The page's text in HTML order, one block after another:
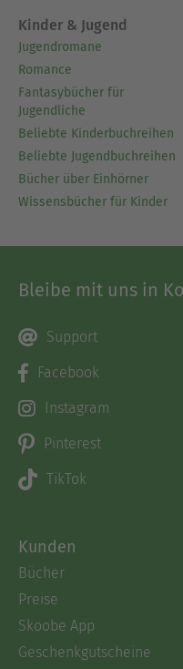
Kinder & Jugend
Jugendromane
Romance
Fantasybücher für
Jugendliche
Beliebte Kinderbuchreihen
Beliebte Jugendbuchreihen
Bücher über Einhörner
Wissensbücher für Kinder
Bleibe mit uns in
Support
Facebook
Instagram
Pinterest
TikTok
Kunden
Bücher
Preise
Skoobe App
Geschenkgutscheine